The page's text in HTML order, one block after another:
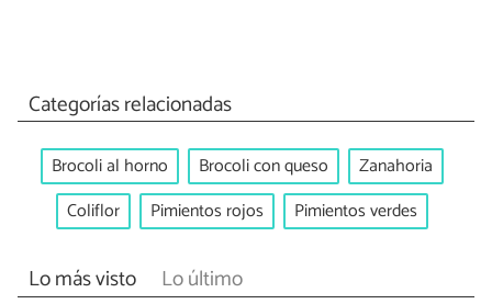
Categorías relacionadas
Brocoli al horno Brocoli con queso
Zanahoria
Coliflor
Pimientos rojos Pimientos verdes
Lo más visto Lo último